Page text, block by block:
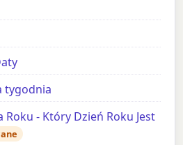
tygodnia
- Który Dzień Roku Jest